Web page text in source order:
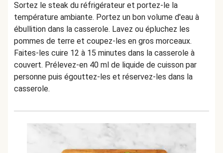
Sortez le steak du réfrigérateur et portez-le la
température ambiante. Portez un bon volume d'eau à
ébullition dans la casserole. Lavez ou épluchez les
pommes de terre et coupez-les en gros morceaux.
Faites-les cuire 12 à 15 minutes dans la casserole à
couvert. Prélevez-en 40 ml de liquide de cuisson par
personne puis égouttez-les et réservez-les dans la
casserole.